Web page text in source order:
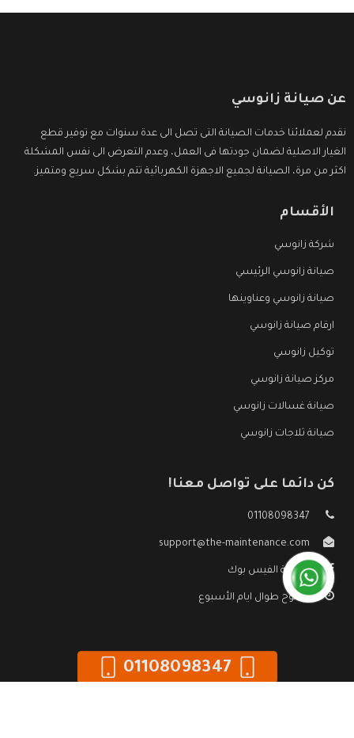
عن صيانة زانوسي
نقدم لعملائنا خدمات الصيانة التى تصل الى عدة سنوات مع توفير قطع
الغيار الاصلية لضمان جودتها فى العمل، وعدم التعرض الى نفس المشكلة
اكثر من مرة، الصيانة لجميع الاجهزة الكهربائية تتم بشكل سريع ومتميز.
الأقسام
شركة زانوسي
صيانة زانوسي الرئيسي
صيانة زانوسي وعناوينها
ارقام صيانة زانوسي
توكيل زانوسي
مركز صيانة زانوسي
صيانة غسالات زانوسي
صيانة ثلاجات زانوسي
كن دائما على تواصل معنا!
01108098347
support@the-maintenance.com
صفحة الفيس بوك
مفتوح طوال ايام الأسبوع
01108098347